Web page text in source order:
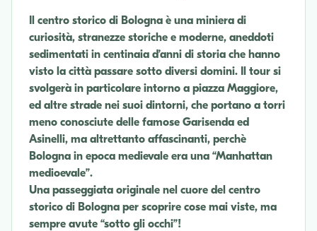
Il centro storico di Bologna è una miniera di
curiosità, stranezze storiche e moderne, aneddoti
sedimentati in centinaia d’anni di storia che hanno
visto la città passare sotto diversi domini. Il tour si
svolgerà in particolare intorno a piazza Maggiore,
ed altre strade nei suoi dintorni, che portano a torri
meno conosciute delle famose Garisenda ed
Asinelli, ma altrettanto affascinanti, perchè
Bologna in epoca medievale era una “Manhattan
medioevale”.
Una passeggiata originale nel cuore del centro
storico di Bologna per scoprire cose mai viste, ma
sempre avute “sotto gli occhi”!